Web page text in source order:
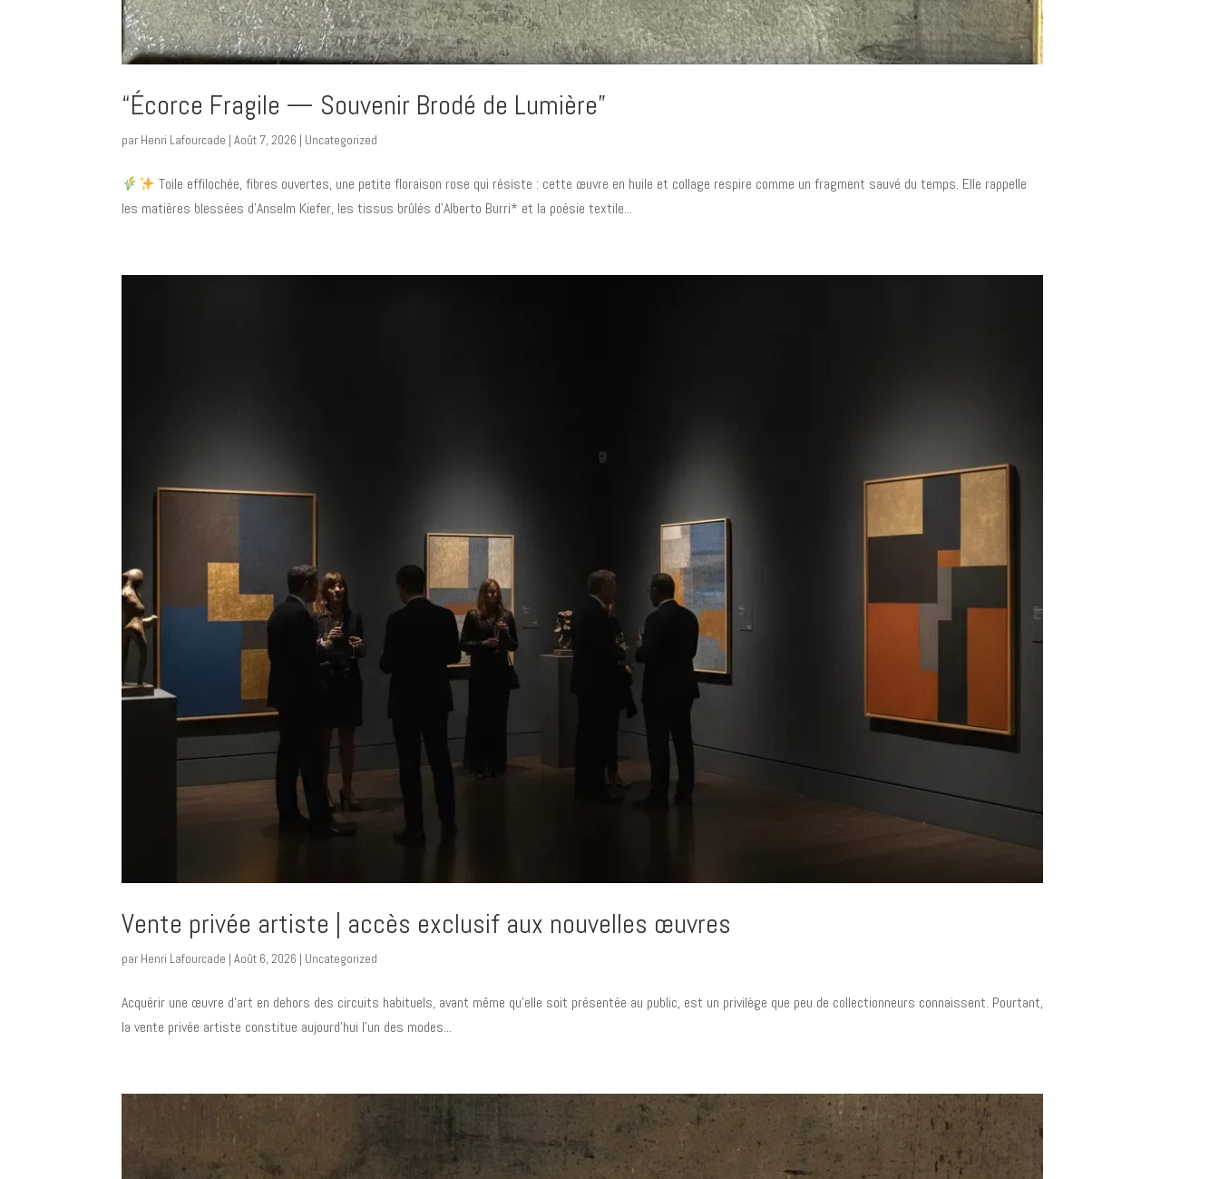
“Écorce Fragile — Souvenir Brodé de Lumière”
par Henri Lafourcade |Août 7, 2026 | Uncategorized
Toile effilochée, fibres ouvertes, une petite floraison rose qui résiste : cette œuvre en huile et collage respire comme un fragment sauvé du temps. Elle rappelle
les matières blessées d’Anselm Kiefer, les tissus brûlés d’Alberto Burri* et la poésie textile...
Vente privée artiste | accès exclusif aux nouvelles œuvres
par Henri Lafourcade |Août 6, 2026 | Uncategorized
Acquérir une œuvre d’art en dehors des circuits habituels, avant même qu’elle soit présentée au public, est un privilège que peu de collectionneurs connaissent. Pourtant,
la vente privée artiste constitue aujourd’hui l’un des modes...